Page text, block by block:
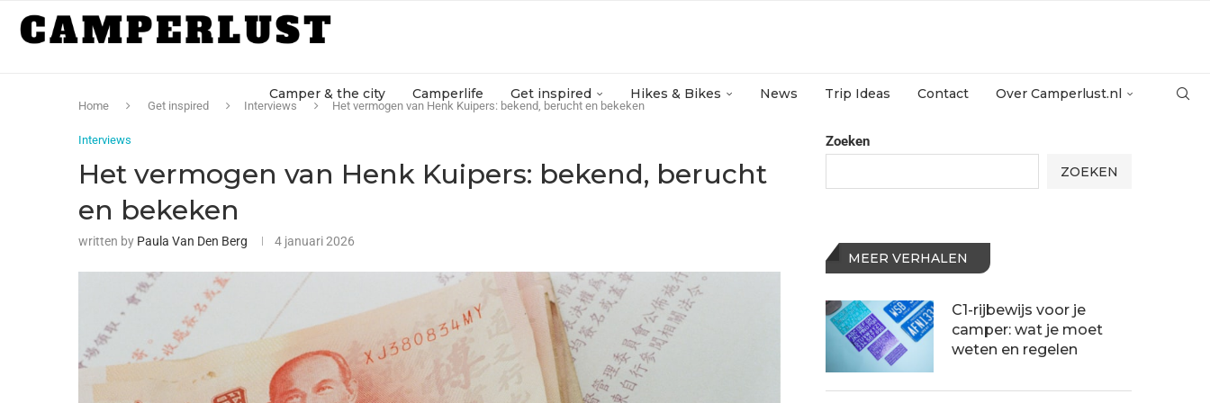
Camper & the city Camperlife Get inspired Hikes & Bikes News Trip Ideas Contact Over Camperlust.nl
Home Get inspired Interviews Het vermogen van Henk Kuipers: bekend, berucht en bekeken
Interviews
Het vermogen van Henk Kuipers: bekend, berucht
en bekeken
written by Paula Van Den Berg 4 januari 2026
Zoeken
ZOEKEN
MEER VERHALEN
C1-rijbewijs voor je
camper: wat je moet
weten en regelen